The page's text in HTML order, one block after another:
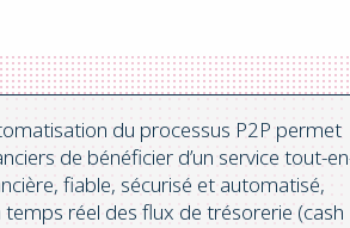
du processus P2P permet
de bénéficier d’un service tout-
fiable, sécurisé et automatisé,
temps réel des flux de trésorerie (cash